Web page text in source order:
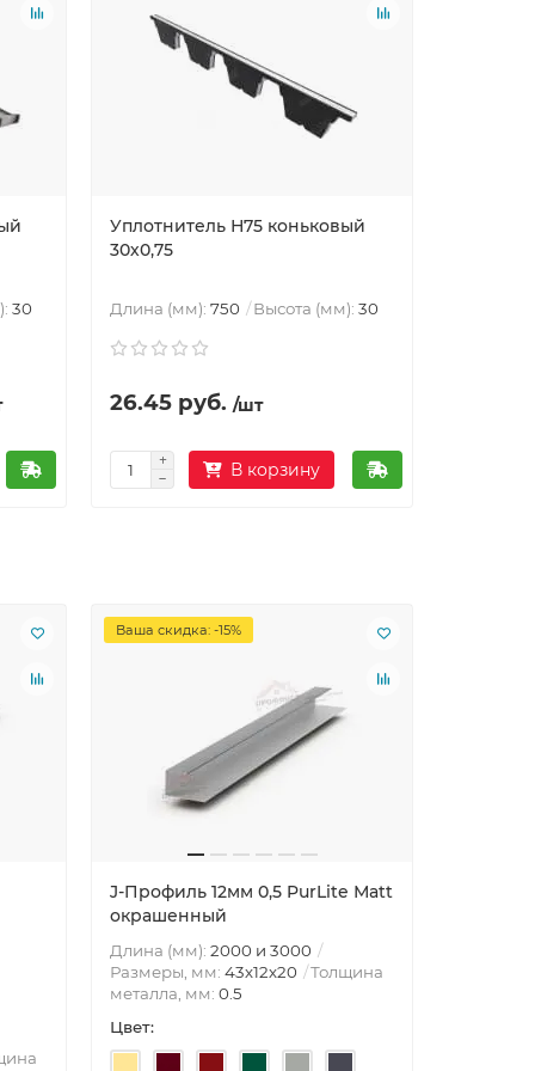
30
Уплотнитель Н75 коньковый
30х0,75
Длина (мм): 750 Высота (мм): 30
26.45 руб. /шт
В корзину
Ваша скидка: -15%
J-Профиль 12мм 0,5 PurLite Мatt
окрашенный
Длина (мм): 2000 и 3000
Размеры, мм: 43х12х20
Толщина
металла, мм: 0.5
Цвет: